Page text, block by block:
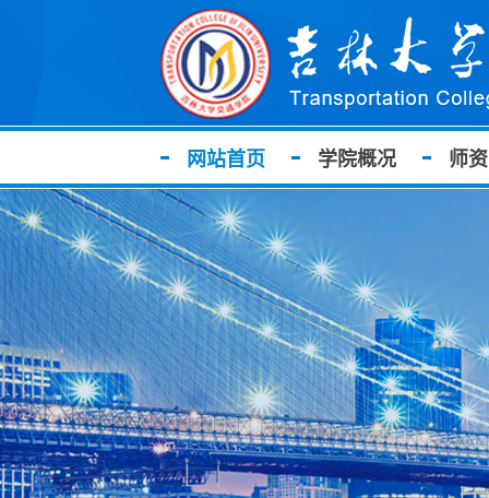
网站首页 学院概况 师